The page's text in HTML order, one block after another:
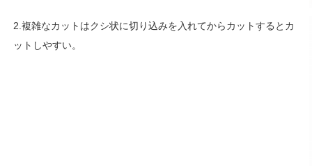
2.複雑なカットはクシ状に切り込みを入れてからカットするとカ
ットしやすい。